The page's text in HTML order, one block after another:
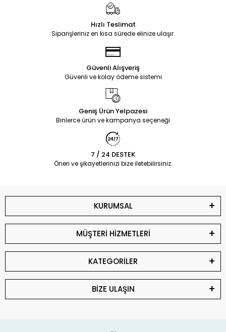
Hızlı Teslimat
Siparişleriniz en kısa sürede elinize ulaşır.
Güvenli Alışveriş
Güvenli ve kolay ödeme sistemi
Geniş Ürün Yelpazesi
Binlerce ürün ve kampanya seçeneği
7 / 24 DESTEK
Öneri ve şikayetlerinizi bize iletebilirsiniz.
KURUMSAL
MÜŞTERİ HİZMETLERİ
KATEGORİLER
BİZE ULAŞIN